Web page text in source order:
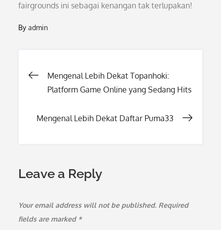
fairgrounds ini sebagai kenangan tak terlupakan!
Byadmin
Post
Mengenal Lebih Dekat Topanhoki:
Platform Game Online yang Sedang Hits
Mengenal Lebih Dekat Daftar Puma33
Leave a Reply
Your email address will not be published. Required
fields are marked *